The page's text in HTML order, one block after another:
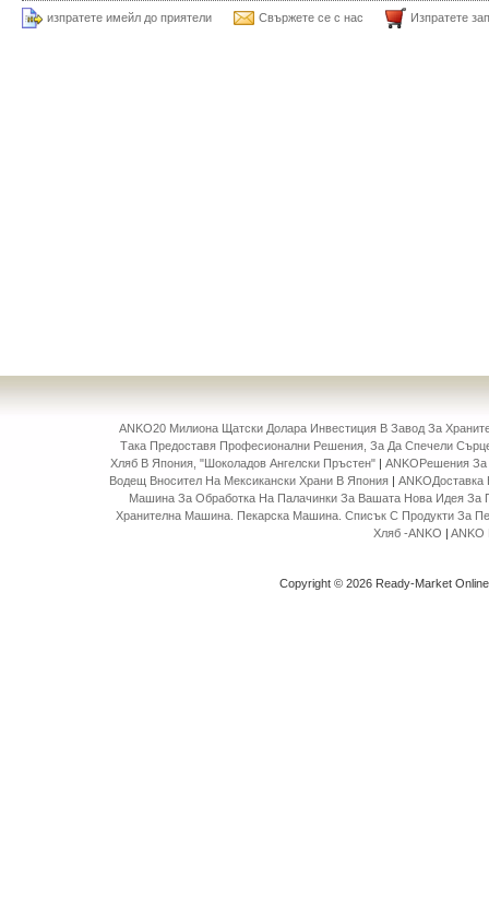
изпратете имейл до приятели Свържете се с нас Изпратете
ANKO20 Милиона Щатски Долара Инвестиция В Завод За
Така Предоставя Професионални Решения, За Да Спечели
Хляб В Япония, "Шоколадов Ангелски Пръстен" |ANKOРешения
Водещ Вносител На Мексикански Храни В Япония |
Машина За Обработка На Палачинки За Вашата Нова Идея За
Хранителна Машина. Пекарска Машина. Списък С Продукти За
Хляб -ANKO |ANKO
Copyright © 2026 Ready-Market